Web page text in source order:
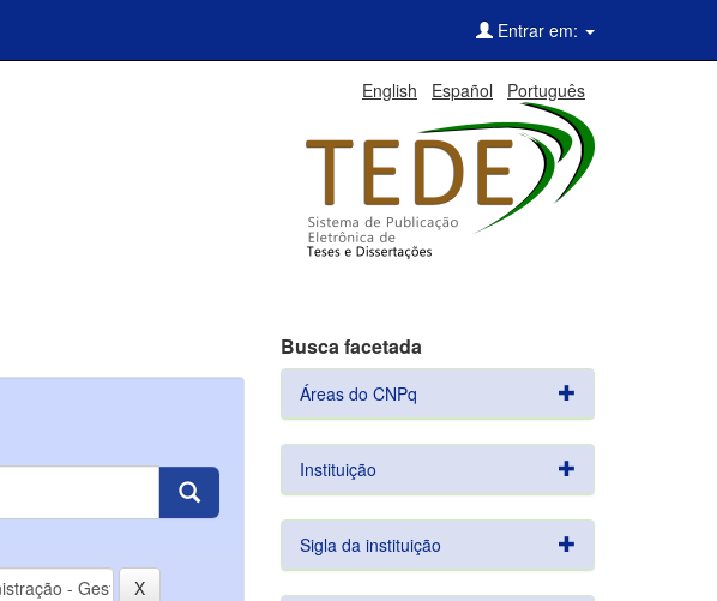
Entrar em:
English Español Português
Busca facetada
Áreas do CNPq
Instituição
Sigla da instituição